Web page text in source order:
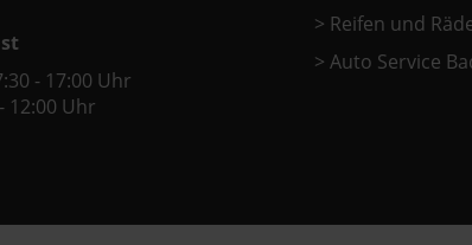
- 17:00 Uhr
12:00 Uhr
> Reifen und
> Auto Service